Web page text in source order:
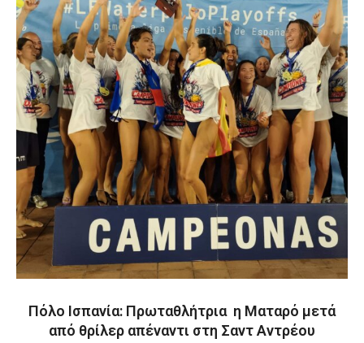
Πόλο Ισπανία: Πρωταθλήτρια η Ματαρό μετά
από θρίλερ απέναντι στη Σαντ Αντρέου